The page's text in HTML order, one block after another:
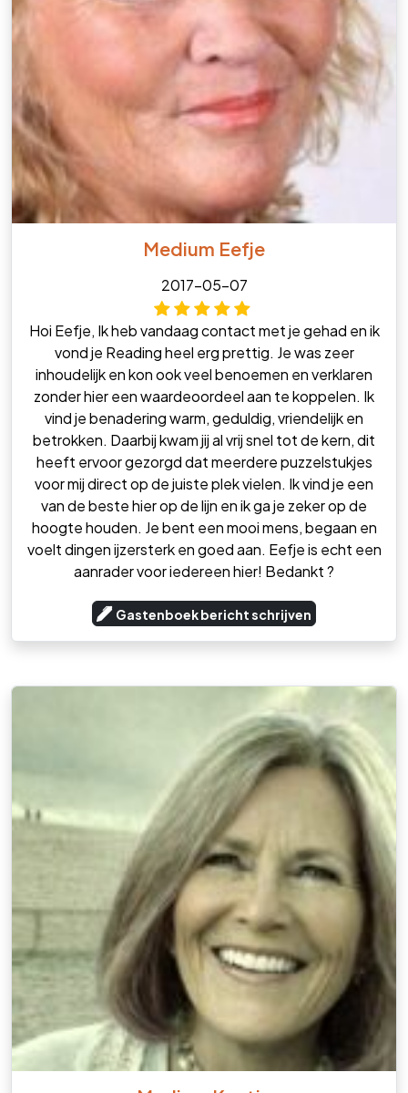
Medium Eefje
2017-05-07
Hoi Eefje, Ik heb vandaag contact met je gehad en ik
vond je Reading heel erg prettig. Je was zeer
inhoudelijk en kon ook veel benoemen en verklaren
zonder hier een waardeoordeel aan te koppelen. Ik
vind je benadering warm, geduldig, vriendelijk en
betrokken. Daarbij kwam jij al vrij snel tot de kern, dit
heeft ervoor gezorgd dat meerdere puzzelstukjes
voor mij direct op de juiste plek vielen. Ik vind je een
van de beste hier op de lijn en ik ga je zeker op de
hoogte houden. Je bent een mooi mens, begaan en
voelt dingen ijzersterk en goed aan. Eefje is echt een
aanrader voor iedereen hier! Bedankt ?
Gastenboek bericht schrijven